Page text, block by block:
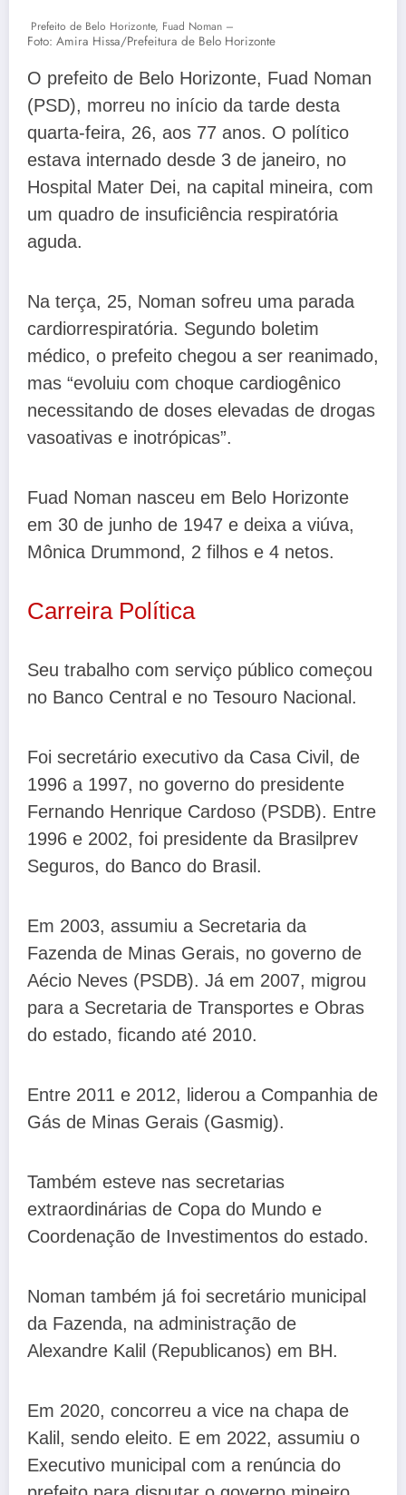
Prefeito de Belo Horizonte, Fuad Noman –
Foto: Amira Hissa/Prefeitura de Belo Horizonte
O prefeito de Belo Horizonte, Fuad Noman
(PSD), morreu no início da tarde desta
quarta-feira, 26, aos 77 anos. O político
estava internado desde 3 de janeiro, no
Hospital Mater Dei, na capital mineira, com
um quadro de insuficiência respiratória
aguda.
Na terça, 25, Noman sofreu uma parada
cardiorrespiratória. Segundo boletim
médico, o prefeito chegou a ser reanimado,
mas “evoluiu com choque cardiogênico
necessitando de doses elevadas de drogas
vasoativas e inotrópicas”.
Fuad Noman nasceu em Belo Horizonte
em 30 de junho de 1947 e deixa a viúva,
Mônica Drummond, 2 filhos e 4 netos.
Carreira Política
Seu trabalho com serviço público começou
no Banco Central e no Tesouro Nacional.
Foi secretário executivo da Casa Civil, de
1996 a 1997, no governo do presidente
Fernando Henrique Cardoso (PSDB). Entre
1996 e 2002, foi presidente da Brasilprev
Seguros, do Banco do Brasil.
Em 2003, assumiu a Secretaria da
Fazenda de Minas Gerais, no governo de
Aécio Neves (PSDB). Já em 2007, migrou
para a Secretaria de Transportes e Obras
do estado, ficando até 2010.
Entre 2011 e 2012, liderou a Companhia de
Gás de Minas Gerais (Gasmig).
Também esteve nas secretarias
extraordinárias de Copa do Mundo e
Coordenação de Investimentos do estado.
Noman também já foi secretário municipal
da Fazenda, na administração de
Alexandre Kalil (Republicanos) em BH.
Em 2020, concorreu a vice na chapa de
Kalil, sendo eleito. E em 2022, assumiu o
Executivo municipal com a renúncia do